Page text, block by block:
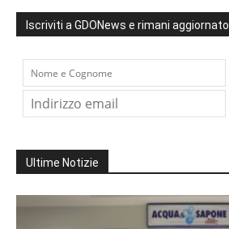
Iscriviti a GDONews e rimani aggiornato
Ultime Notizie